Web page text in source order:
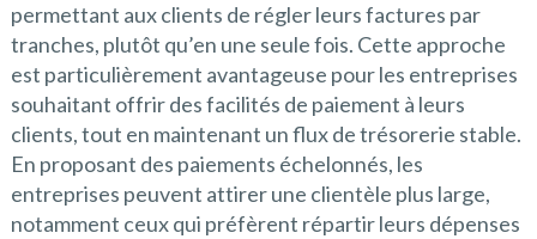
permettant aux clients de régler leurs factures par
tranches, plutôt qu’en une seule fois. Cette approche
est particulièrement avantageuse pour les entreprises
souhaitant offrir des facilités de paiement à leurs
clients, tout en maintenant un flux de trésorerie stable.
En proposant des paiements échelonnés, les
entreprises peuvent attirer une clientèle plus large,
notamment ceux qui préfèrent répartir leurs dépenses